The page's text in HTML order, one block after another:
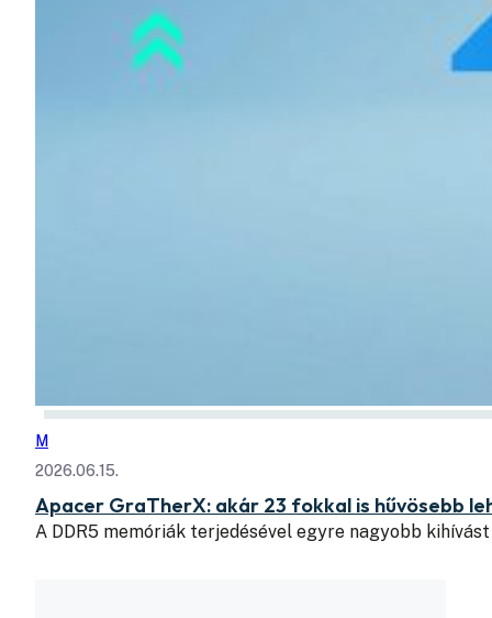
M
2026.06.15.
Apacer GraTherX: akár 23 fokkal is hűvösebb
A DDR5 memóriák terjedésével egyre nagyobb